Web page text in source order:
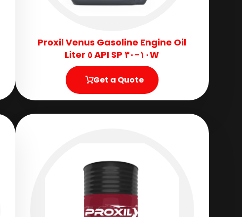
Proxil Venus Gasoline Engine Oil
١٠W-٣٠ API SP ٥ Liter
Get a Quote